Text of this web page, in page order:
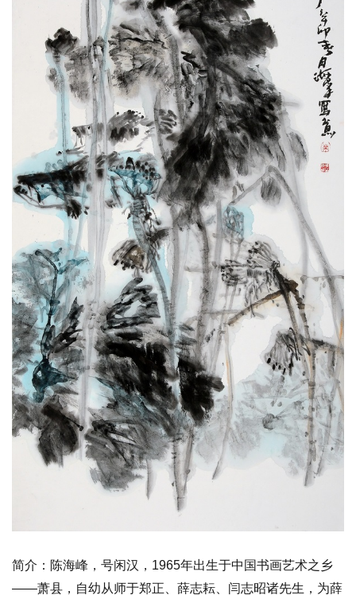
简介：陈海峰，号闲汉， 1965年出生于中国书画艺术之乡
――萧县，自幼从师于郑正、薛志耘、闫志昭诸先生，为薛